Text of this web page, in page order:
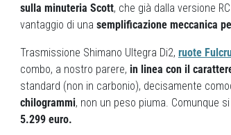
sulla minuteria Scott, che già dalla versione
vantaggio di una semplificazione meccanica
Trasmissione Shimano Ultegra Di2, ruote
combo, a nostro parere, in linea con il
standard (non in carbonio), decisamente
chilogrammi, non un peso piuma. Comunque
5.299 euro.